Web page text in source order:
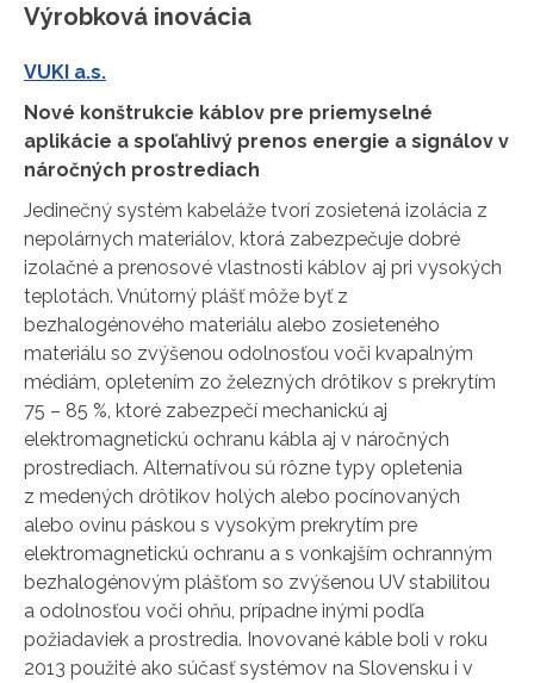
Výrobková inovácia
VUKI a.s.
Nové konštrukcie káblov pre priemyselné
aplikácie a spoľahlivý prenos energie a signálov v
náročných prostrediach
Jedinečný systém kabeláže tvorí zosietená izolácia z
nepolárnych materiálov, ktorá zabezpečuje dobré
izolačné a prenosové vlastnosti káblov aj pri vysokých
teplotách. Vnútorný plášť môže byť z
bezhalogénového materiálu alebo zosieteného
materiálu so zvýšenou odolnosťou voči kvapalným
médiám, opletením zo železných drôtikov s prekrytím
75 – 85 %, ktoré zabezpečí mechanickú aj
elektromagnetickú ochranu kábla aj v náročných
prostrediach. Alternatívou sú rôzne typy opletenia
z medených drôtikov holých alebo pocínovaných
alebo ovinu páskou s vysokým prekrytím pre
elektromagnetickú ochranu a s vonkajším ochranným
bezhalogénovým plášťom so zvýšenou UV stabilitou
a odolnosťou voči ohňu, prípadne inými podľa
požiadaviek a prostredia. Inovované káble boli v roku
2013 použité ako súčasť systémov na Slovensku i v